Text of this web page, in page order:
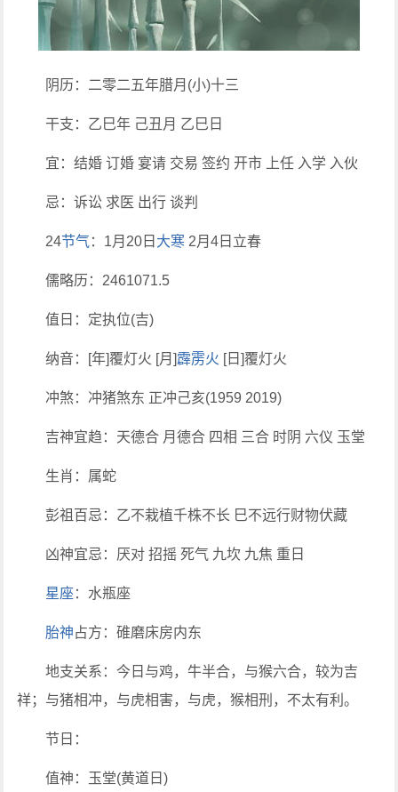
阴历：二零二五年腊月(小)十三
干支：乙巳年 己丑月 乙巳日
宜：结婚 订婚 宴请 交易 签约 开市 上任 入学 入伙
忌：诉讼 求医 出行 谈判
24节气 ：1月20日 大寒 2月4日立春
儒略历：2461071.5
值日：定执位(吉)
纳音：[年]覆灯火 [月]霹雳火 [日]覆灯火
冲煞：冲猪煞东 正冲己亥(1959 2019)
吉神宜趋：天德合 月德合 四相 三合 时阴 六仪 玉堂
生肖：属蛇
彭祖百忌：乙不栽植千株不长 巳不远行财物伏藏
凶神宜忌：厌对 招摇 死气 九坎 九焦 重日
星座：水瓶座
胎神占方：碓磨床房内东
地支关系：今日与鸡，牛半合，与猴六合，较为吉
祥；与猪相冲，与虎相害，与虎，猴相刑，不太有利。
节日：
值神：玉堂(黄道日)